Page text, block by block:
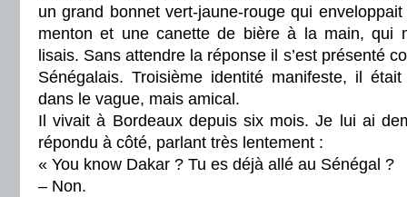
un grand bonnet vert-jaune-rouge qui
menton et une canette de bière à la main, qui
lisais. Sans attendre la réponse il s’est présenté
Sénégalais. Troisième identité manifeste, il
dans le vague, mais amical.
Il vivait à Bordeaux depuis six mois. Je lui ai
répondu à côté, parlant très lentement :
« You know Dakar ? Tu es déjà allé au Sénégal ?
– Non.